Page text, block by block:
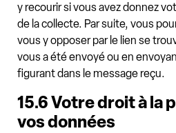
y recourir si vous avez donnez
de la collecte. Par suite, vous
vous y opposer par le lien se
vous a été envoyé ou en
figurant dans le message reçu.
15.6 Votre droit à la
vos données